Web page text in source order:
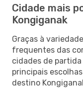
Cidade mais
Kongiganak
Graças à
frequentes das
cidades de
principais
destino